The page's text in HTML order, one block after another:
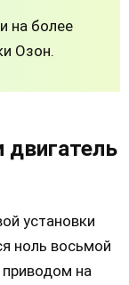
на более
Озон.
двигатель
установки
ноль восьмой
на